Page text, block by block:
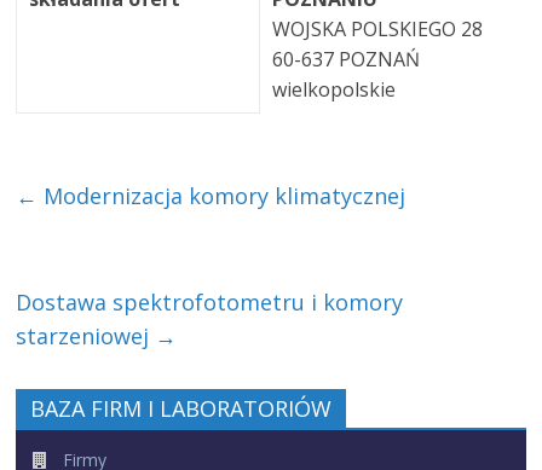
WOJSKA POLSKIEGO 28
60-637 POZNAŃ
wielkopolskie
← Modernizacja komory klimatycznej
Dostawa spektrofotometru i komory
starzeniowej →
BAZA FIRM I LABORATORIÓW
Firmy